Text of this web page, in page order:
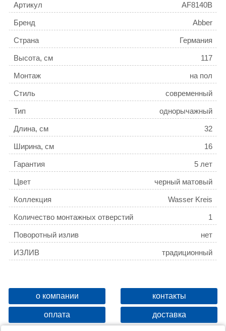
Артикул AF8140B
Бренд Abber
Страна Германия
Высота, см 117
Монтаж на пол
Стиль современный
Тип однорычажный
Длина, см 32
Ширина, см 16
Гарантия 5 лет
Цвет черный матовый
Коллекция Wasser Kreis
Количество монтажных отверстий 1
Поворотный излив нет
ИЗЛИВ традиционный
о компании контакты
оплата доставка